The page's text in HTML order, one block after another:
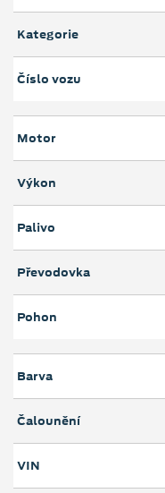
Kategorie
Číslo vozu
Motor
Výkon
Palivo
Převodovka
Pohon
Barva
Čalounění
VIN